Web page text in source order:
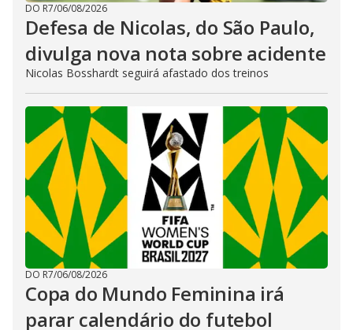
DO R7/06/08/2026
Defesa de Nicolas, do São Paulo,
divulga nova nota sobre acidente
Nicolas Bosshardt seguirá afastado dos treinos
DO R7/06/08/2026
Copa do Mundo Feminina irá
parar calendário do futebol